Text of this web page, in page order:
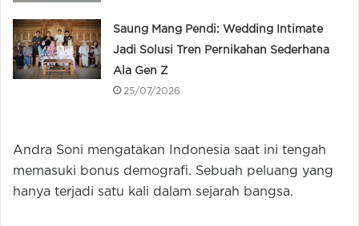
Saung Mang Pendi: Wedding Intimate
Jadi Solusi Tren Pernikahan Sederhana
Ala Gen Z
25/07/2026
Andra Soni mengatakan Indonesia saat ini tengah
memasuki bonus demografi. Sebuah peluang yang
hanya terjadi satu kali dalam sejarah bangsa.